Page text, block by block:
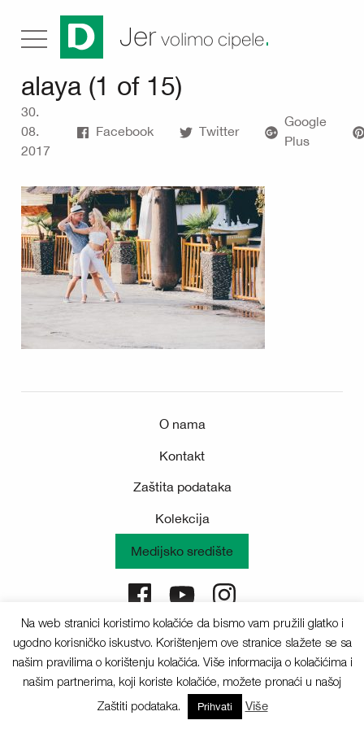
Jer volimo cipele.
alaya (1 of 15)
30.
08.
2017
Facebook Twitter
Google
Plus
O nama
Kontakt
Zaštita podataka
Kolekcija
Medijsko središte
Sva prava pridržana © 2025 Deichmann
Na web stranici koristimo kolačiće da bismo vam pružili glatko i
ugodno korisničko iskustvo. Korištenjem ove stranice slažete se sa
našim pravilima o korištenju kolačića. Više informacija o kolačićima i
našim partnerima, koji koriste kolačiće, možete pronaći u našoj
Zaštiti podataka.
Prihvati Više